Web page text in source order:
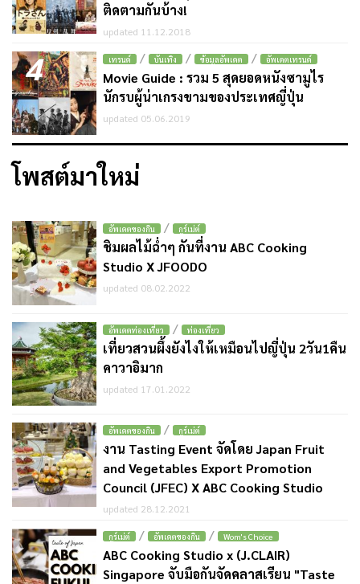
ติดตามกันบ้าง!
updated 11.12.2018
4 เทรนด์ / บันเทิง / ข้อมูลอัพเดต / อัพเดตเทรนด์
Movie Guide : รวม 5 สุดยอดหนังซามูไร
นักรบผู้น่าเกรงขามของประเทศญี่ปุ่น
updated 05.06.2019
โพสต์มาใหม่
อัพเดตของกิน / กูร์เม่ต์
ชิมผลไม้ฉ่ำๆ กันที่งาน ABC Cooking
Studio X JFOODO
updated 08.02.2022
อัพเดตท่องเที่ยว / ท่องเที่ยว
เที่ยวสวนผึ้งยังไงให้เหมือนไปญี่ปุ่น 2วัน1คืน
คาวาอิมาก
updated 17.01.2022
อัพเดตของกิน / กูร์เม่ต์
งาน Tasting Event จัดโดย Japan Fruit
and Vegetables Export Promotion
Council (JFEC) X ABC Cooking Studio
updated 28.12.2021
กูร์เม่ต์ / อัพเดตของกิน / Wom's Choice
ABC Cooking Studio x (J.CLAIR)
Singapore จับมือกันจัดคลาสเรียน "Taste